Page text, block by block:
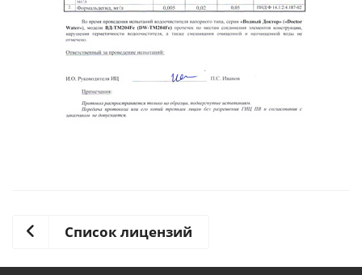
Список лицензий